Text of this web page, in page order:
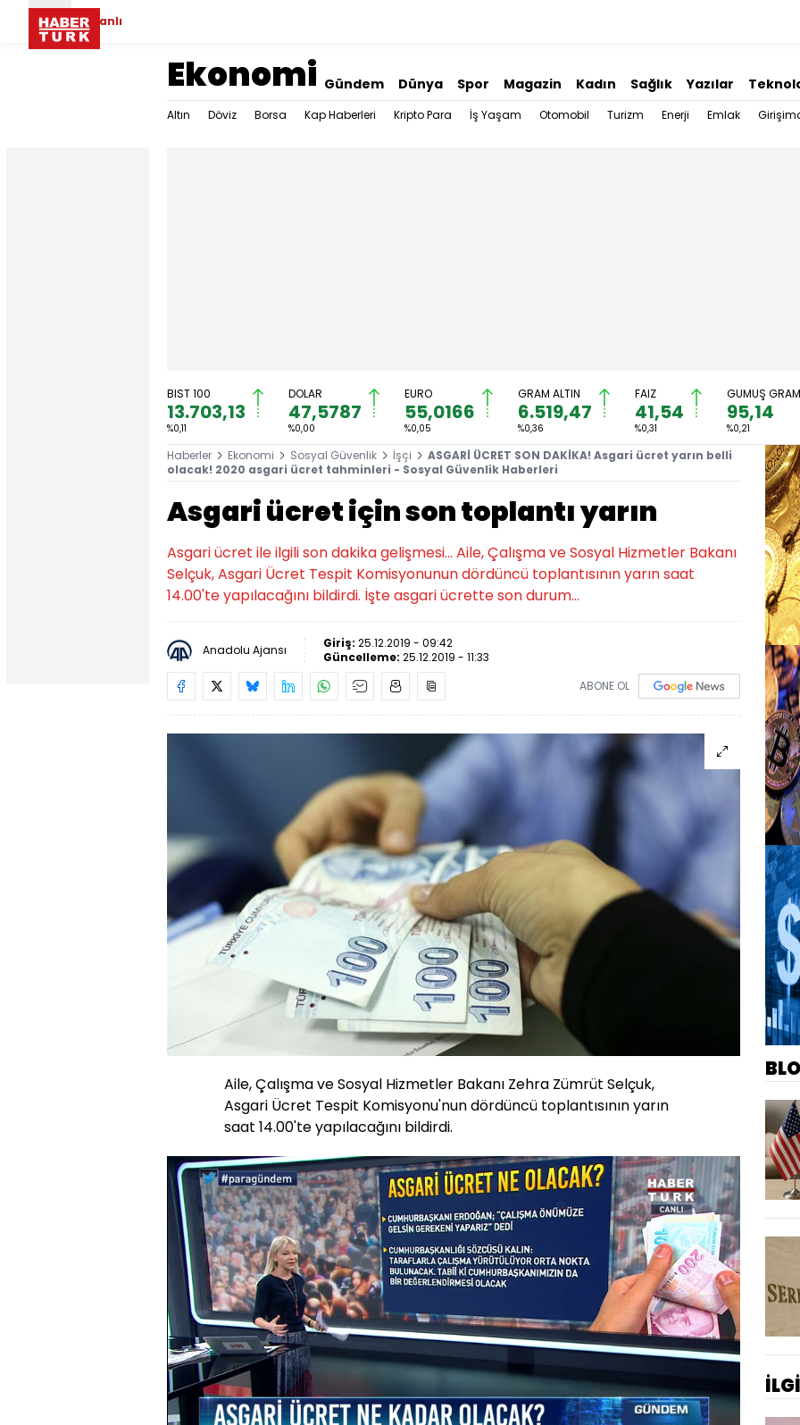
Canlı
Ekonomi Gündem Dünya Spor Magazin Kadın Sağlık Yazılar
Altın Döviz Borsa Kap Haberleri Kripto Para İş Yaşam Otomobil Turizm Enerji Emlak
BIST 100
13.703,13
%0,11
DOLAR
47,5787
%0,00
EURO
55,0166
%0,05
GRAM ALTIN
6.519,47
%0,36
FAİZ
41,54
%0,31
GÜMÜŞ GRAM
95,14
%0,21
Haberler Ekonomi Sosyal Güvenlik İşçi
ASGARİ ÜCRET SON DAKİKA! Asgari ücret yarın belli
olacak! 2020 asgari ücret tahminleri - Sosyal Güvenlik Haberleri
Asgari ücret için son toplantı yarın
Asgari ücret ile ilgili son dakika gelişmesi... Aile, Çalışma ve Sosyal Hizmetler Bakanı
Selçuk, Asgari Ücret Tespit Komisyonunun dördüncü toplantısının yarın saat
14.00'te yapılacağını bildirdi. İşte asgari ücrette son durum...
Anadolu Ajansı Giriş: 25.12.2019 - 09:42
Güncelleme: 25.12.2019 - 11:33
ABONE OL
Aile, Çalışma ve Sosyal Hizmetler Bakanı Zehra Zümrüt Selçuk,
Asgari Ücret Tespit Komisyonu'nun dördüncü toplantısının yarın
saat 14.00'te yapılacağını bildirdi.